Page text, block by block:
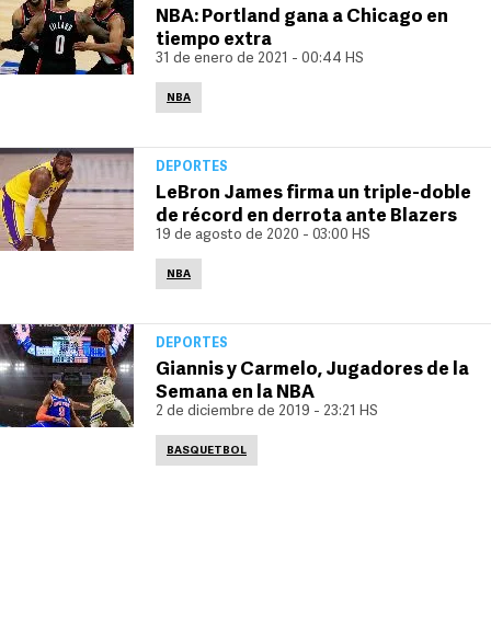
NBA: Portland gana a Chicago en
tiempo extra
31 de enero de 2021 - 00:44 HS
NBA
DEPORTES
LeBron James firma un triple-doble
de récord en derrota ante Blazers
19 de agosto de 2020 - 03:00 HS
NBA
DEPORTES
Giannis y Carmelo, Jugadores de la
Semana en la NBA
2 de diciembre de 2019 - 23:21 HS
BASQUETBOL